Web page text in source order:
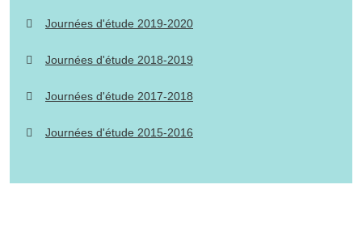
Journées d'étude 2019-2020
Journées d'étude 2018-2019
Journées d'étude 2017-2018
Journées d'étude 2015-2016